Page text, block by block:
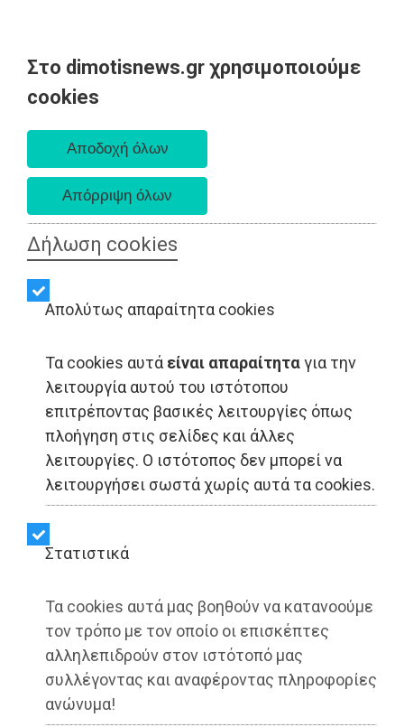
Στο dimotisnews.gr χρησιμοποιούμε
cookies
Δήλωση cookies
Απολύτως απαραίτητα cookies
Τα cookies αυτά είναι απαραίτηταγια την
λειτουργία αυτού του ιστότοπου
επιτρέποντας βασικές λειτουργίες όπως
πλοήγηση στις σελίδες και άλλες
λειτουργίες. Ο ιστότοπος δεν μπορεί να
λειτουργήσει σωστά χωρίς αυτά τα cookies.
Στατιστικά
Τα cookies αυτά μας βοηθούν να κατανοούμε
τον τρόπο με τον οποίο οι επισκέπτες
αλληλεπιδρούν στον ιστότοπό μας
συλλέγοντας και αναφέροντας πληροφορίες
ανώνυμα!
ΕΙΔΗΣΕΙΣ - Αττική
Κυκλοφόρησε ο νέος -No
1.040- ΔΗΜΟΤΗΣ ΤΗΣ
ηλεκτρονικά)
Share: